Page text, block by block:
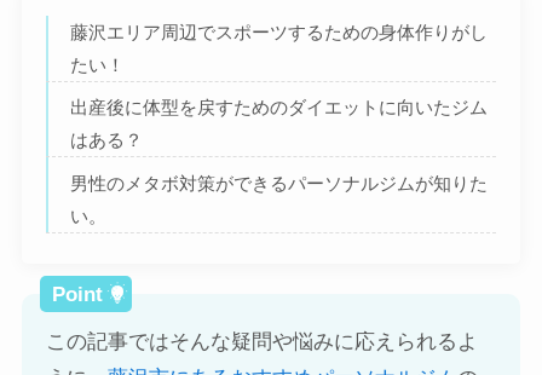
藤沢エリア周辺でスポーツするための身体作りがし
たい！
出産後に体型を戻すためのダイエットに向いたジム
はある？
男性のメタボ対策ができるパーソナルジムが知りた
い。
この記事ではそんな疑問や悩みに応えられるよ